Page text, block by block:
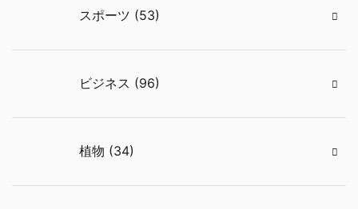
スポーツ (53)
ビジネス (96)
植物 (34)